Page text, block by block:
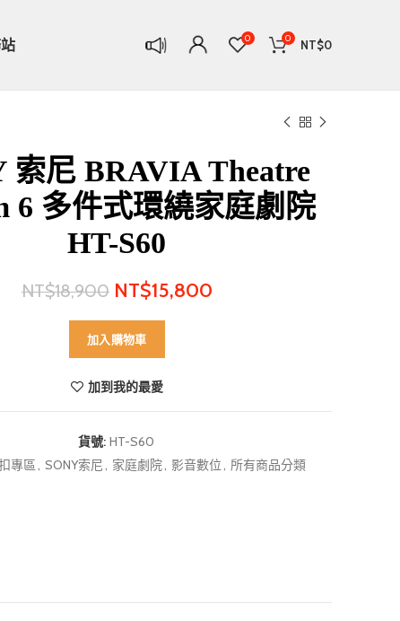
0 0 NT$0
索尼 BRAVIA Theatre
6 多件式環繞家庭劇院
HT-S60
NT$18,900 NT$15,800
加入購物車
加到我的最愛
貨號: HT-S60
專區, SONY索尼, 家庭劇院, 影音數位, 所有商品分類